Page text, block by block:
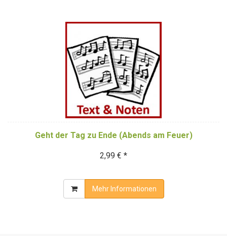
Geht der Tag zu Ende (Abends am Feuer)
2,99 € *
Mehr Informationen